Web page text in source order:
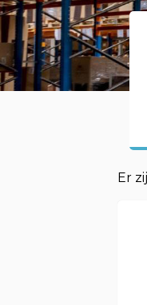
Er